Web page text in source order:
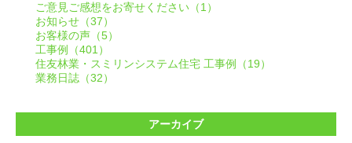
ご意見ご感想をお寄せください（1）
お知らせ（37）
お客様の声（5）
工事例（401）
住友林業・スミリンシステム住宅 工事例（19）
業務日誌（32）
アーカイブ